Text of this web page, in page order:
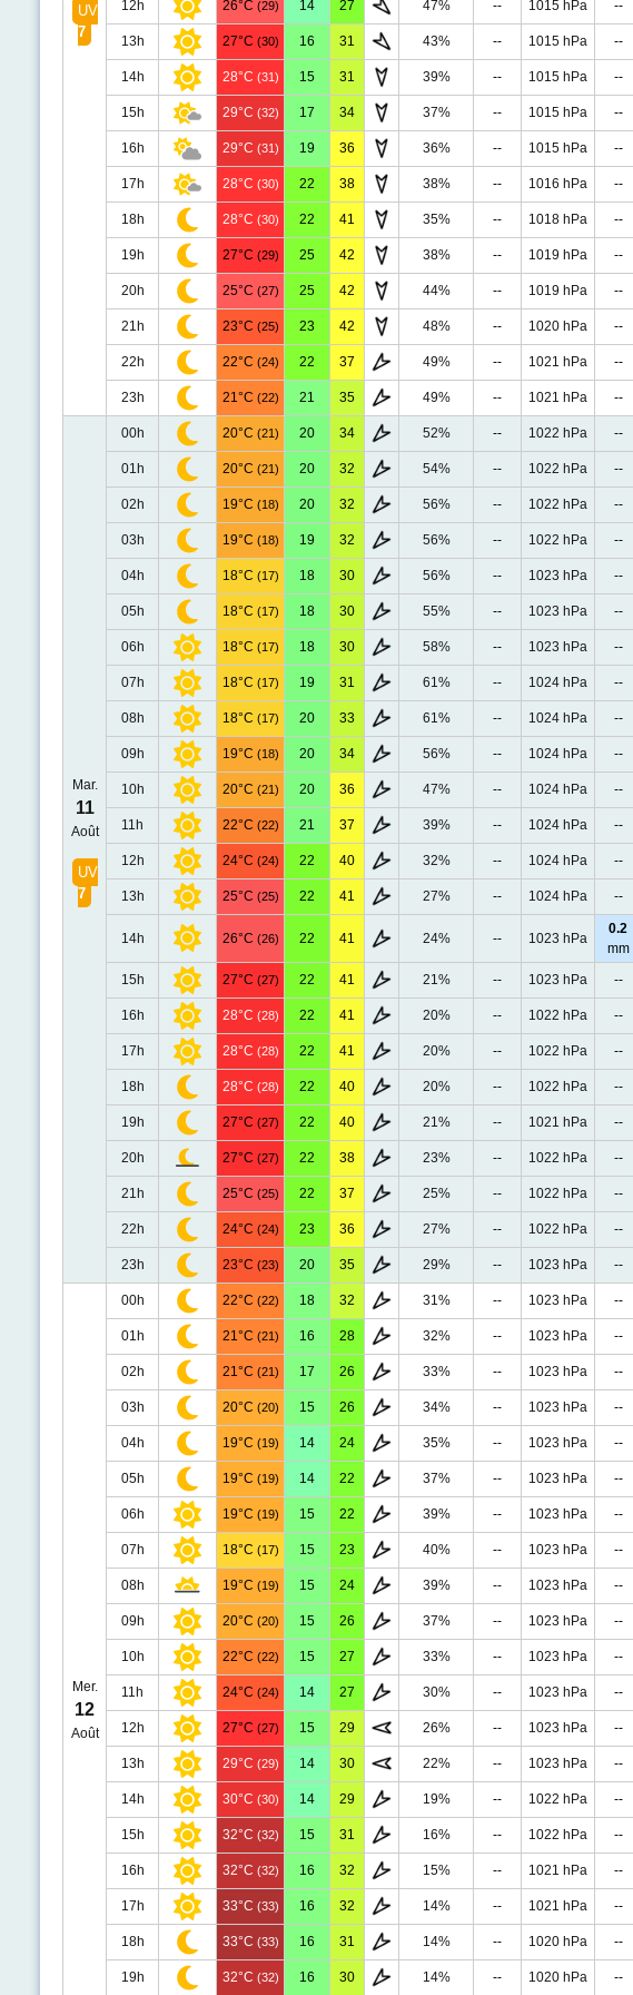
UV
7
12h 26°C (29) 14 27 47% -- 1015 hPa --
13h 27°C (30) 16 31 43% -- 1015 hPa --
14h 28°C (31) 15 31 39% -- 1015 hPa --
15h 29°C (32) 17 34 37% -- 1015 hPa --
16h 29°C (31) 19 36 36% -- 1015 hPa --
17h 28°C (30) 22 38 38% -- 1016 hPa --
18h 28°C (30) 22 41 35% -- 1018 hPa --
19h 27°C (29) 25 42 38% -- 1019 hPa --
20h 25°C (27) 25 42 44% -- 1019 hPa --
21h 23°C (25) 23 42 48% -- 1020 hPa --
22h 22°C (24) 22 37 49% -- 1021 hPa --
23h 21°C (22) 21 35 49% -- 1021 hPa --
Mar.
11
Août
UV
7
00h 20°C (21) 20 34 52% -- 1022 hPa --
01h 20°C (21) 20 32 54% -- 1022 hPa --
02h 19°C (18) 20 32 56% -- 1022 hPa --
03h 19°C (18) 19 32 56% -- 1022 hPa --
04h 18°C (17) 18 30 56% -- 1023 hPa --
05h 18°C (17) 18 30 55% -- 1023 hPa --
06h 18°C (17) 18 30 58% -- 1023 hPa --
07h 18°C (17) 19 31 61% -- 1024 hPa --
08h 18°C (17) 20 33 61% -- 1024 hPa --
09h 19°C (18) 20 34 56% -- 1024 hPa --
10h 20°C (21) 20 36 47% -- 1024 hPa --
11h 22°C (22) 21 37 39% -- 1024 hPa --
12h 24°C (24) 22 40 32% -- 1024 hPa --
13h 25°C (25) 22 41 27% -- 1024 hPa --
14h 26°C (26) 22 41 24% -- 1023 hPa
0.2
mm
15h 27°C (27) 22 41 21% -- 1023 hPa --
16h 28°C (28) 22 41 20% -- 1022 hPa --
17h 28°C (28) 22 41 20% -- 1022 hPa --
18h 28°C (28) 22 40 20% -- 1022 hPa --
19h 27°C (27) 22 40 21% -- 1021 hPa --
20h 27°C (27) 22 38 23% -- 1022 hPa --
21h 25°C (25) 22 37 25% -- 1022 hPa --
22h 24°C (24) 23 36 27% -- 1022 hPa --
23h 23°C (23) 20 35 29% -- 1023 hPa --
Mer.
12
Août
00h 22°C (22) 18 32 31% -- 1023 hPa --
01h 21°C (21) 16 28 32% -- 1023 hPa --
02h 21°C (21) 17 26 33% -- 1023 hPa --
03h 20°C (20) 15 26 34% -- 1023 hPa --
04h 19°C (19) 14 24 35% -- 1023 hPa --
05h 19°C (19) 14 22 37% -- 1023 hPa --
06h 19°C (19) 15 22 39% -- 1023 hPa --
07h 18°C (17) 15 23 40% -- 1023 hPa --
08h 19°C (19) 15 24 39% -- 1023 hPa --
09h 20°C (20) 15 26 37% -- 1023 hPa --
10h 22°C (22) 15 27 33% -- 1023 hPa --
11h 24°C (24) 14 27 30% -- 1023 hPa --
12h 27°C (27) 15 29 26% -- 1023 hPa --
13h 29°C (29) 14 30 22% -- 1023 hPa --
14h 30°C (30) 14 29 19% -- 1022 hPa --
15h 32°C (32) 15 31 16% -- 1022 hPa --
16h 32°C (32) 16 32 15% -- 1021 hPa --
17h 33°C (33) 16 32 14% -- 1021 hPa --
18h 33°C (33) 16 31 14% -- 1020 hPa --
19h 32°C (32) 16 30 14% -- 1020 hPa --